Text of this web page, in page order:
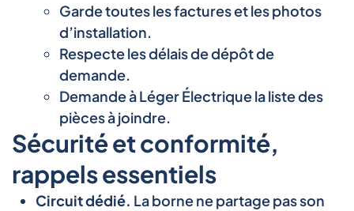
Garde toutes les factures et les photos
d’installation.
Respecte les délais de dépôt de
demande.
Demande à Léger Électrique la liste des
pièces à joindre.
Sécurité et conformité,
rappels essentiels
Circuit dédié. La borne ne partage pas son